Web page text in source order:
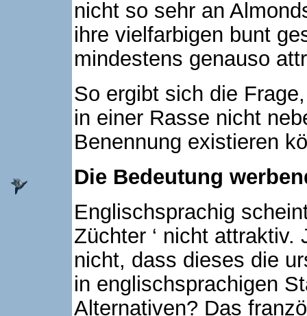
nicht so sehr an
ihre vielfarbigen bunt
mindestens genauso
So ergibt sich die
in einer Rasse nicht
Benennung existieren
Die Bedeutung
Englischsprachig
Züchter ‘ nicht
nicht, dass dieses die
in englischsprachigen
Alternativen? Das